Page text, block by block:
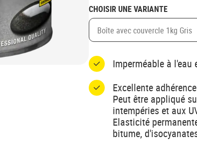
CHOISIR UNE VARIANTE
Boîte avec couvercle 1kg Gris
Imperméable à l'eau
Excellente
Peut être appliqué
intempéries et aux
Elasticité
bitume,